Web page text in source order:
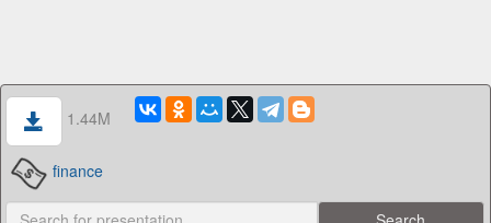
1.44M
finance